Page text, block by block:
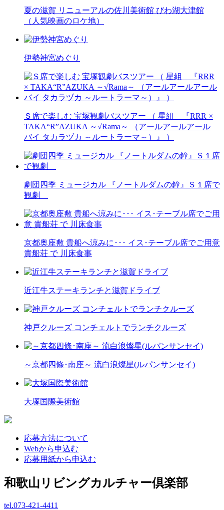
夏の滋賀 リニューアルの佐川美術館 びわ湖大津館
（人気映画のロケ地）
伊勢神宮めぐり
Ｓ席で楽しむ 宝塚観劇バスツアー （ 星組 『RRR ×
TAKA“R”AZUKA ～√Rama～ （アールアールアール
バイ タカラヅカ ～ルートラーマ～）』 ）
劇団四季 ミュージカル 『ノートルダムの鐘』Ｓ１席で
観劇
京都奥座敷 貴船へ涼みに･･･ イス･テーブル席でご用意
貴船荘 で 川床食事
近江牛ステーキランチと滋賀ドライブ
神戸クルーズ コンチェルトでランチクルーズ
～京都四條･南座～ 流白浪燦星(ルパンサンセイ)
大塚国際美術館
応募方法について
Webから申込む
応募用紙から申込む
和歌山リビングカルチャー倶楽部
tel.073-421-4411